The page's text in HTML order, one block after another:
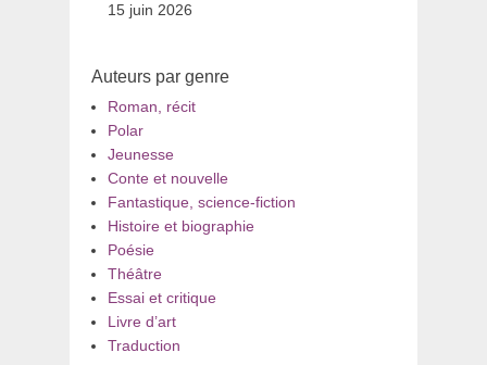
15 juin 2026
Auteurs par genre
Roman, récit
Polar
Jeunesse
Conte et nouvelle
Fantastique, science-fiction
Histoire et biographie
Poésie
Théâtre
Essai et critique
Livre d’art
Traduction